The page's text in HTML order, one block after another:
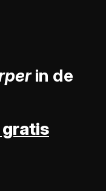
in de
gratis